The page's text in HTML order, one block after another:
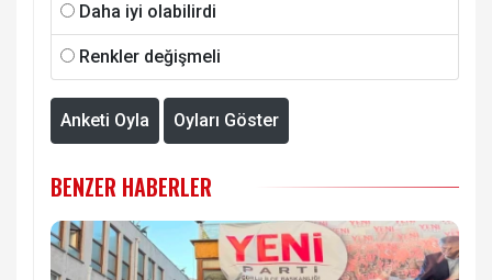
Daha iyi olabilirdi
Renkler değişmeli
Anketi Oyla Oyları Göster
BENZER HABERLER